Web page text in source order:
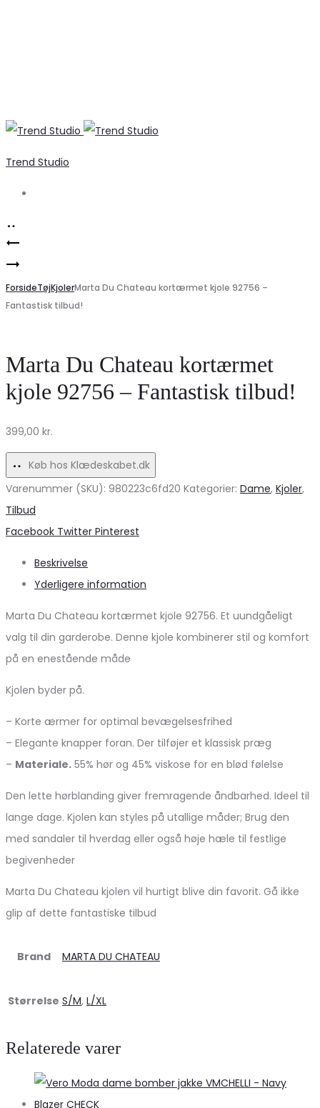
Trend Studio
Product
navigation
VMAILA
Kjole
Hvid
til
og
Hverdag
Elegant
VERO
MODA
Frynser
til
og
Hverdag
ForsideTøjKjolerMarta Du Chateau kortærmet kjole 92756 –
Fantastisk tilbud!
Marta Du Chateau kortærmet
kjole 92756 – Fantastisk tilbud!
399,00 kr.
Køb hos Klædeskabet.dk
Varenummer (SKU): 980223c6fd20 Kategorier: Dame, Kjoler,
Tilbud
Share
Facebook Twitter Pinterest
Beskrivelse
Yderligere information
Marta Du Chateau kortærmet kjole 92756. Et uundgåeligt
valg til din garderobe. Denne kjole kombinerer stil og komfort
på en enestående måde
Kjolen byder på.
– Korte ærmer for optimal bevægelsesfrihed
– Elegante knapper foran. Der tilføjer et klassisk præg
– Materiale. 55% hør og 45% viskose for en blød følelse
Den lette hørblanding giver fremragende åndbarhed. Ideel til
lange dage. Kjolen kan styles på utallige måder; Brug den
med sandaler til hverdag eller også høje hæle til festlige
begivenheder
Marta Du Chateau kjolen vil hurtigt blive din favorit. Gå ikke
glip af dette fantastiske tilbud
Brand MARTA DU CHATEAU
Størrelse S/M, L/XL
Relaterede varer